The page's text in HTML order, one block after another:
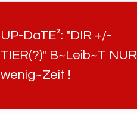
UP-DaTE²: "DIR +/-
TIER(?)" B~Leib~T NUR
wenig~Zeit !